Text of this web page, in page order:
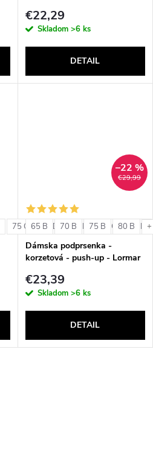
€22,29
Skladom >6 ks
DETAIL
75 C 75 D 80 B 80 C 80 D
€29,99
–22 %
65 B 70 B 75 B 80 B
Dámska podprsenka -
korzetová - push-up - Lormar
€23,39
Skladom >6 ks
DETAIL